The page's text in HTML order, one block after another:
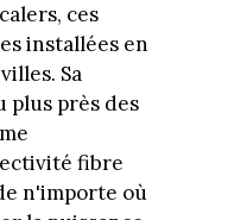
ces
installées en
Sa
plus près des
fibre
n'importe où